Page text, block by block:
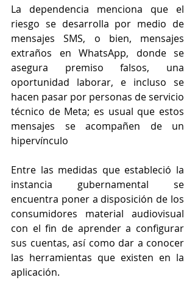
La dependencia menciona que el
riesgo se desarrolla por medio de
mensajes SMS, o bien, mensajes
extraños en WhatsApp, donde se
asegura premiso falsos, una
oportunidad laborar, e incluso se
hacen pasar por personas de servicio
técnico de Meta; es usual que estos
mensajes se acompañen de un
hipervínculo
Entre las medidas que estableció la
instancia gubernamental se
encuentra poner a disposición de los
consumidores material audiovisual
con el fin de aprender a configurar
sus cuentas, así como dar a conocer
las herramientas que existen en la
aplicación.